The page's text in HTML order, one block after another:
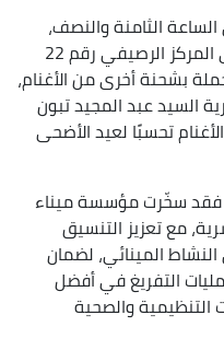
الثامنة والنصف،
السفينة “ALKHDAIR” على مستوى المركز الرصيفي رقم 22
بشحنة أخرى من الأغنام،
السيد عبد المجيد تبون
تحسبًا لعيد الأضحى
فقد سخّرت مؤسسة ميناء
مع تعزيز التنسيق
المينائي، لضمان
التفريغ في أفضل
والصحية